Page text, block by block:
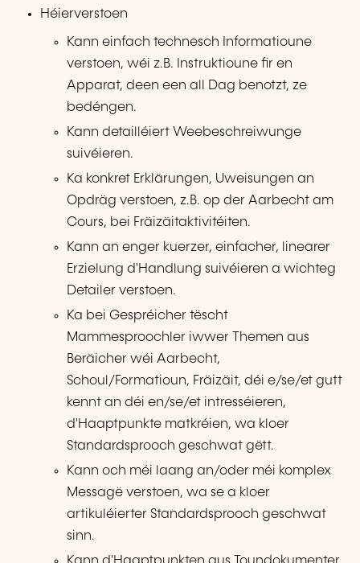
Héierverstoen
Kann einfach technesch Informatioune
verstoen, wéi z.B. Instruktioune fir en
Apparat, deen een all Dag benotzt, ze
bedéngen.
Kann detailléiert Weebeschreiwunge
suivéieren.
Ka konkret Erklärungen, Uweisungen an
Opdräg verstoen, z.B. op der Aarbecht am
Cours, bei Fräizäitaktivitéiten.
Kann an enger kuerzer, einfacher, linearer
Erzielung d'Handlung suivéieren a wichteg
Detailer verstoen.
Ka bei Gespréicher tëscht
Mammesproochler iwwer Themen aus
Beräicher wéi Aarbecht,
Schoul/Formatioun, Fräizäit, déi e/se/et gutt
kennt an déi en/se/et intresséieren,
d'Haaptpunkte matkréien, wa kloer
Standardsprooch geschwat gëtt.
Kann och méi laang an/oder méi komplex
Messagë verstoen, wa se a kloer
artikuléierter Standardsprooch geschwat
sinn.